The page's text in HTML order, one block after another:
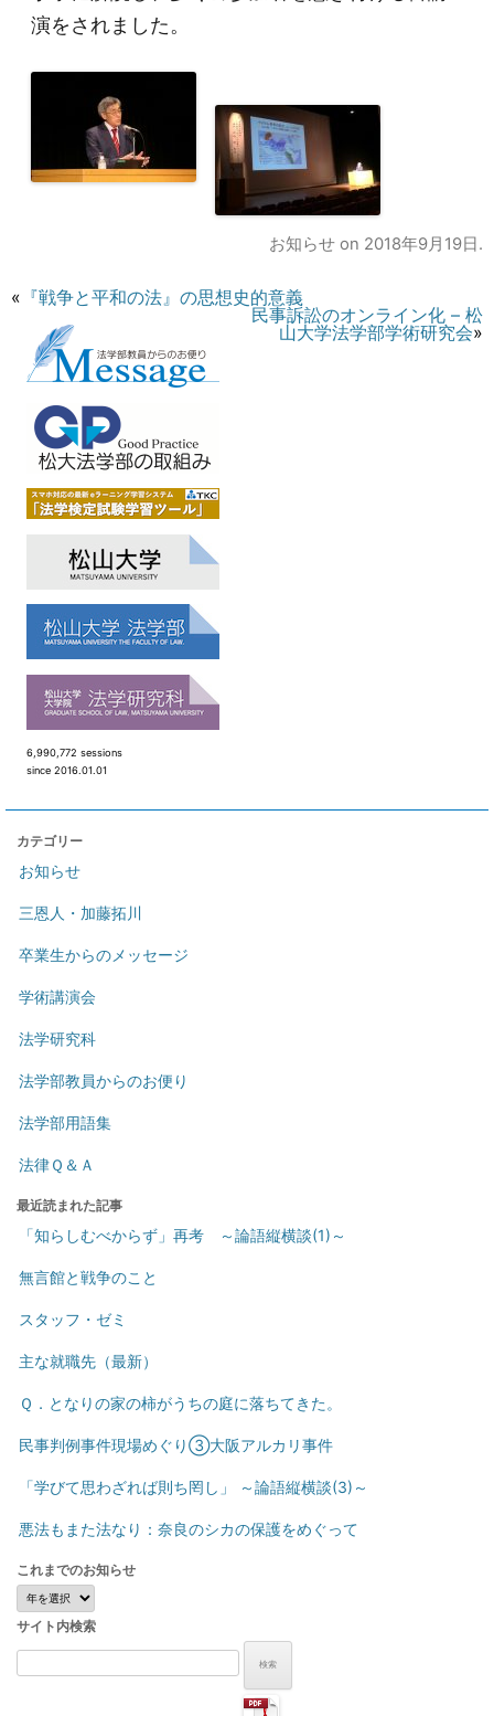
演をされました。
お知らせ on 2018年9月19日.
« 『戦争と平和の法』の思想史的意義
民事訴訟のオンライン化 – 松
山大学法学部学術研究会»
6,990,772 sessions
since 2016.01.01
カテゴリー
お知らせ
三恩人・加藤拓川
卒業生からのメッセージ
学術講演会
法学研究科
法学部教員からのお便り
法学部用語集
法律Ｑ＆Ａ
最近読まれた記事
「知らしむべからず」再考 ～論語縦横談(1)～
無言館と戦争のこと
スタッフ・ゼミ
主な就職先（最新）
Ｑ．となりの家の柿がうちの庭に落ちてきた。
民事判例事件現場めぐり③大阪アルカリ事件
「学びて思わざれば則ち罔し」 ～論語縦横談(3)～
悪法もまた法なり：奈良のシカの保護をめぐって
これまでのお知らせ
こ
れ
ま
で
の
サイト内検索
検
索: